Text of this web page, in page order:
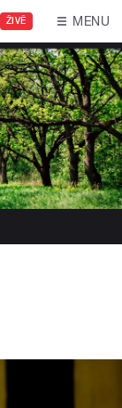
ŽIVĚ MENU